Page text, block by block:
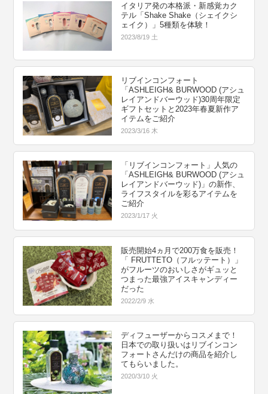
イタリア発の本格派・新感覚カク
テル「Shake Shake（シェイクシ
ェイク）」5種類を体験！
2023/8/19 土
リブインコンフォート
「ASHLEIGH& BURWOOD (アシュ
レイアンドバーウッド)30周年限定
ギフトセットと2023年春夏新作ア
イテムをご紹介
2023/3/16 木
「リブインコンフォート」人気の
「ASHLEIGH& BURWOOD (アシュ
レイアンドバーウッド)」の新作、
ライフスタイルを彩るアイテムを
ご紹介
2023/1/17 火
販売開始4ヵ月で200万食を販売！
「 FRUTTETO（フルッテート）」
がフルーツのおいしさがギュッと
つまった最強アイスキャンディー
だった
2022/2/9 水
ディフューザーからコスメまで！
日本での取り扱いはリブインコン
フォートさんだけの商品を紹介し
てもらいました。
2020/3/10 火